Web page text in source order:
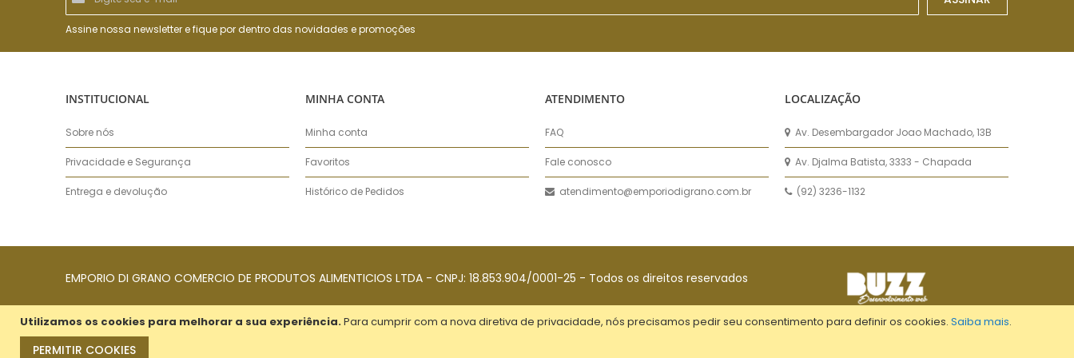
Utilizamos os cookies para melhorar a sua experiência.Para cumprir com a nova diretiva de privacidade, nós precisamos pedir seu consentimento para definir os cookies. Saiba mais.
PERMITIR COOKIES
na
nossa
Assine nossa newsletter e fique por dentro das novidades e promoções
INSTITUCIONAL
Sobre nós
Privacidade e Segurança
Entrega e devolução
MINHA CONTA
Minha conta
Favoritos
Histórico de Pedidos
ATENDIMENTO
FAQ
Fale conosco
atendimento@emporiodigrano.com.br
LOCALIZAÇÃO
Av. Desembargador Joao Machado, 13B
Av. Djalma Batista, 3333 - Chapada
(92) 3236-1132
EMPORIO DI GRANO COMERCIO DE PRODUTOS ALIMENTICIOS LTDA - CNPJ: 18.853.904/0001-25 - Todos os direitos reservados